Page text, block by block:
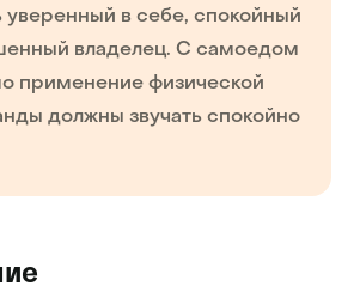
уверенный в себе, спокойный
владелец. С самоедом
применение физической
должны звучать спокойно